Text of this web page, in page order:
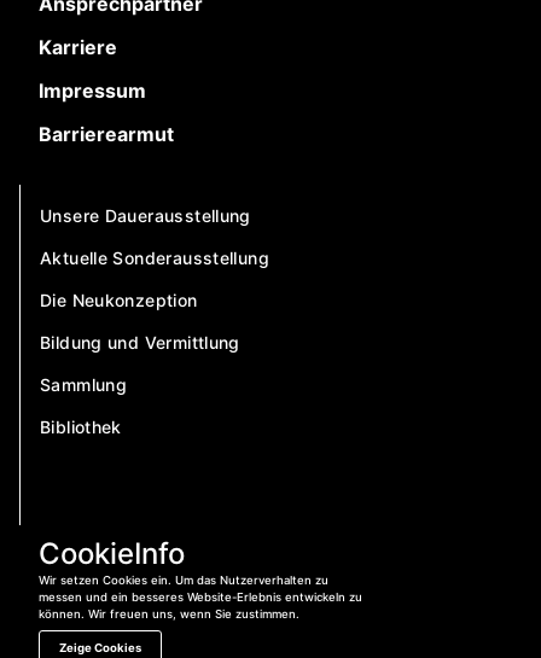
CookieInfo
Wir setzen Cookies ein. Um das Nutzerverhalten zu
messen und ein besseres Website-Erlebnis entwickeln zu
können. Wir freuen uns, wenn Sie zustimmen.
Zeige Cookies
Karriere
Impressum
Barrierearmut
Unsere Dauerausstellung
Aktuelle Sonderausstellung
Die Neukonzeption
Bildung und Vermittlung
Sammlung
Bibliothek